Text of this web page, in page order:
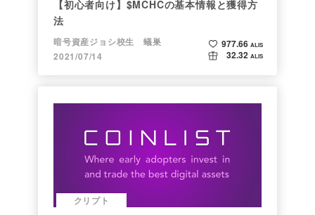
【初心者向け】$MCHCの基本情報と獲得方
法
暗号資産ジョシ校生 蟻巣
2021/07/14
977.66 ALIS
32.32 ALIS
クリプト